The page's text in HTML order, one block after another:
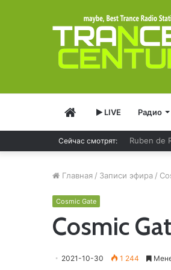
ГлавнаяLIVE Радио
Сейчас смотрят:
Ruben de
Главная / Записи эфира /
Cosmic Gate
Cosmic
2021-10-30 1 244